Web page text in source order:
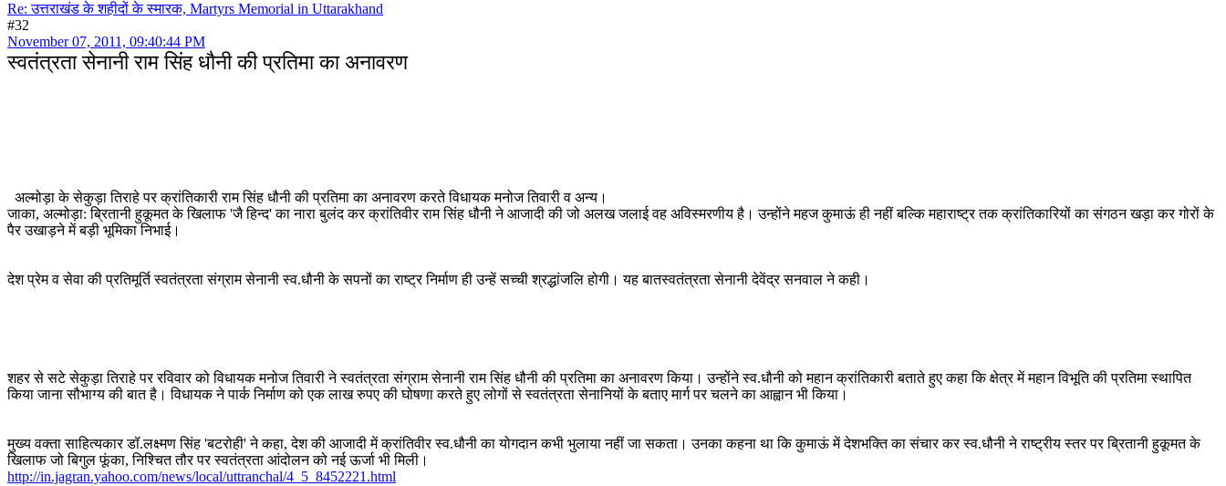
Re: उत्तराखंड के शहीदों के स्मारक, Martyrs Memorial in Uttarakhand
#32
November 07, 2011, 09:40:44 PM
स्वतंत्रता सेनानी राम सिंह धौनी की प्रतिमा का अनावरण
अल्मोड़ा के सेकुड़ा तिराहे पर क्रांतिकारी राम सिंह धौनी की प्रतिमा का अनावरण करते विधायक मनोज तिवारी व अन्य।
जाका, अल्मोड़ा: ब्रितानी हुकूमत के खिलाफ 'जै हिन्द' का नारा बुलंद कर क्रांतिवीर राम सिंह धौनी ने आजादी की जो अलख जलाई वह अविस्मरणीय है। उन्होंने महज कुमाऊं ही नहीं बल्कि महाराष्ट्र तक क्रांतिकारियों का संगठन खड़ा कर गोरों के
पैर उखाड़ने में बड़ी भूमिका निभाई।
देश प्रेम व सेवा की प्रतिमूर्ति स्वतंत्रता संग्राम सेनानी स्व.धौनी के सपनों का राष्ट्र निर्माण ही उन्हें सच्ची श्रद्धांजलि होगी। यह बातस्वतंत्रता सेनानी देवेंद्र सनवाल ने कही।
शहर से सटे सेकुड़ा तिराहे पर रविवार को विधायक मनोज तिवारी ने स्वतंत्रता संग्राम सेनानी राम सिंह धौनी की प्रतिमा का अनावरण किया। उन्होंने स्व.धौनी को महान क्रांतिकारी बताते हुए कहा कि क्षेत्र में महान विभूति की प्रतिमा स्थापित
किया जाना सौभाग्य की बात है। विधायक ने पार्क निर्माण को एक लाख रुपए की घोषणा करते हुए लोगों से स्वतंत्रता सेनानियों के बताए मार्ग पर चलने का आह्वान भी किया।
मुख्य वक्ता साहित्यकार डॉ.लक्ष्मण सिंह 'बटरोही' ने कहा, देश की आजादी में क्रांतिवीर स्व.धौनी का योगदान कभी भुलाया नहीं जा सकता। उनका कहना था कि कुमाऊं में देशभक्ति का संचार कर स्व.धौनी ने राष्ट्रीय स्तर पर ब्रितानी हुकूमत के
खिलाफ जो बिगुल फूंका, निश्चित तौर पर स्वतंत्रता आंदोलन को नई ऊर्जा भी मिली।
http://in.jagran.yahoo.com/news/local/uttranchal/4_5_8452221.html